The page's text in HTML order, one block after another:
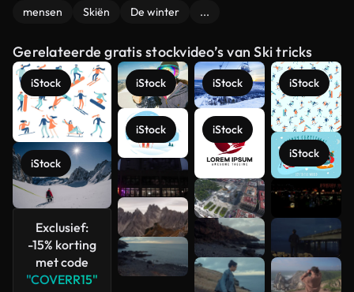
mensen Skiën De winter ...
Gerelateerde gratis stockvideo’s van Ski tricks
iStock
iStock
Exclusief:
-15% korting
met code
"COVERR15"
iStock
iStock
iStock
iStock
iStock
iStock
Meer
bekijken